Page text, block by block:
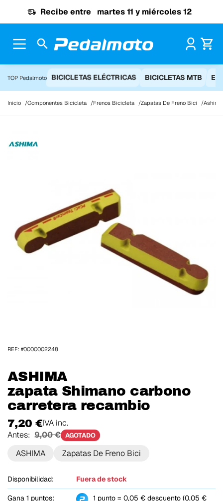
Recibe entre martes 11 y miércoles 12
TOP Pedalmoto BICICLETAS ELÉCTRICAS BICICLETAS MTB
Inicio Componentes Bicicleta Frenos Bicicleta Zapatas De Freno Bici
ASHIMA
zapata Shimano carbono
carretera recambio
7,20 €IVA inc.
Antes: 9,00 € AGOTADO
ASHIMA Zapatas De Freno Bici
Disponibilidad: Fuera de stock
Gana 1 puntos:
1 punto = 0,05 € descuento (0,05 €
REF: #0000002248